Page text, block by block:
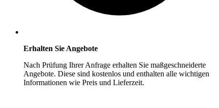
Erhalten Sie Angebote
Nach Prüfung Ihrer Anfrage erhalten Sie maßgeschneiderte
Angebote. Diese sind kostenlos und enthalten alle wichtigen
Informationen wie Preis und Lieferzeit.